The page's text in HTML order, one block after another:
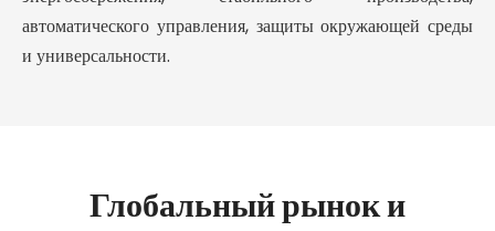
автоматического управления, защиты окружающей среды
и универсальности.
Глобальный рынок и